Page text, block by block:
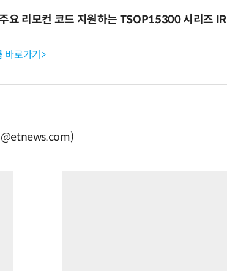
요 리모컨 코드 지원하는 TSOP15300 시리즈 IR
바로가기>